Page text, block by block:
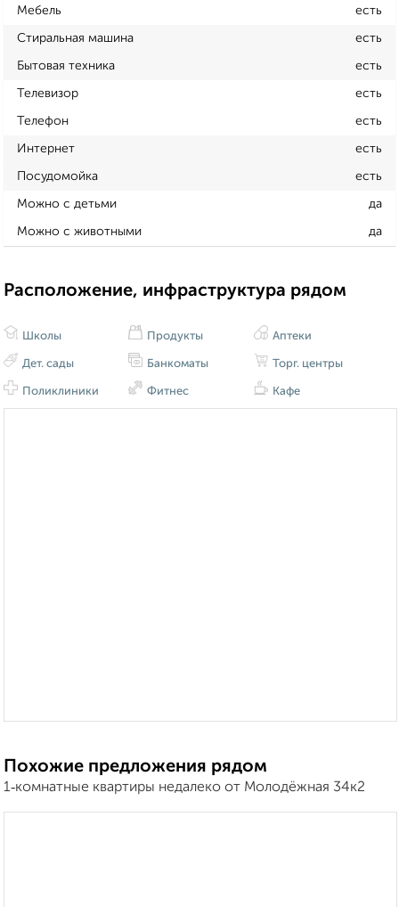
Мебель есть
Стиральная машина есть
Бытовая техника есть
Телевизор есть
Телефон есть
Интернет есть
Посудомойка есть
Можно с детьми да
Можно с животными да
Расположение, инфраструктура рядом
Школы
Дет. сады
Поликлиники
Продукты
Банкоматы
Фитнес
Аптеки
Торг. центры
Кафе
Похожие предложения рядом
1‑комнатные квартиры недалеко от Молодёжная 34к2